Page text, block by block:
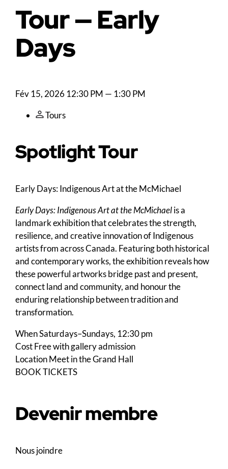
Tour — Early
Days
Fév 15, 202612:30 PM — 1:30 PM
Tours
Spotlight Tour
Early Days: Indigenous Art at the McMichael
Early Days: Indigenous Art at the McMichaelis a
landmark exhibition that celebrates the strength,
resilience, and creative innovation of Indigenous
artists from across Canada. Featuring both historical
and contemporary works, the exhibition reveals how
these powerful artworks bridge past and present,
connect land and community, and honour the
enduring relationship between tradition and
transformation.
WhenSaturdays–Sundays, 12:30 pm
CostFree with gallery admission
LocationMeet in the Grand Hall
BOOK TICKETS
Devenir membre
Nous joindre